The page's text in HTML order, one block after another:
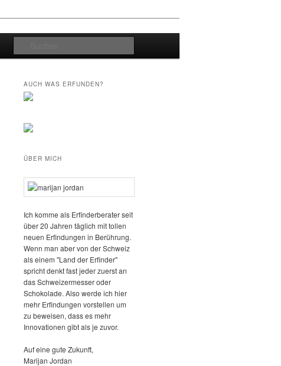
AUCH WAS ERFUNDEN?
ÜBER MICH
Ich komme als Erfinderberater seit
über 20 Jahren täglich mit tollen
neuen Erfindungen in Berührung.
Wenn man aber von der Schweiz
als einem "Land der Erfinder"
spricht denkt fast jeder zuerst an
das Schweizermesser oder
Schokolade. Also werde ich hier
mehr Erfindungen vorstellen um
zu beweisen, dass es mehr
Innovationen gibt als je zuvor.
Auf eine gute Zukunft,
Marijan Jordan